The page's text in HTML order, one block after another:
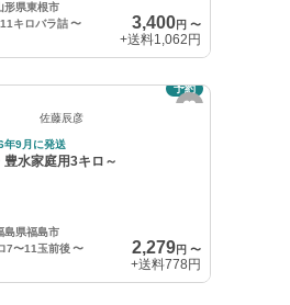
工用
形県東根市
キロバラ詰〜 3,400円 〜
+送料1,062円
予約
佐藤辰彦
年9月に発送
豊水家庭用3キロ～
島県福島市
7〜11玉前後〜 2,279円 〜
+送料778円